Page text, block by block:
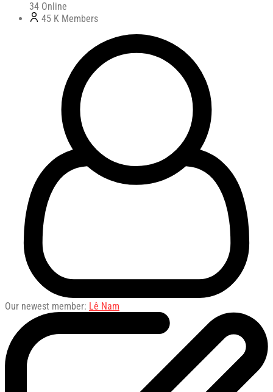
34 Online
45 K Members
Our newest member: Lê Nam